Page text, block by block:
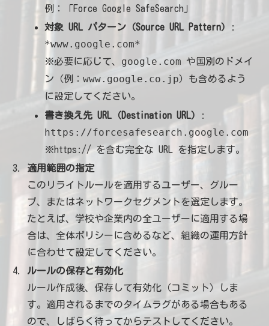
例：「Force Google SafeSearch」
対象 URL パターン（Source URL Pattern）
:
*www.google.com*
※必要に応じて、 google.com や国別のドメイ
ン（例：www.google.co.jp）も含めるよう
に設定してください。
書き換え先 URL（Destination URL）
:
https://forcesafesearch.google.com
※https:// を含む完全な URL を指定します。
適用範囲の指定
このリライトルールを適用するユーザー、グルー
プ、またはネットワークセグメントを選定します。
たとえば、学校や企業内の全ユーザーに適用する場
合は、全体ポリシーに含めるなど、組織の運用方針
に合わせて設定してください。
ルールの保存と有効化
ルール作成後、保存して有効化（コミット）しま
す。適用されるまでのタイムラグがある場合もある
ので、しばらく待ってからテストしてください。